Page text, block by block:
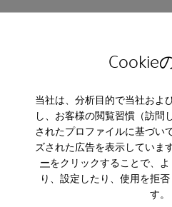
Cookie
当社は、分析目的で当社およ
し、お客様の閲覧習慣（訪問
されたプロファイルに基づい
ズされた広告を表示していま
ーをクリックすることで、
り、設定したり、使用を拒
す。
スムースレザーとポニー調
取り外し可能なレザーのフット
ヒールとつま先部分をラバーで
トソール
ライニング: 豚革 62% - コット
お 手入れ
当社の靴は厳選された高級素材
靴ケア製品を使用することで靴
ことができます。
Sale: さらに10%OFF